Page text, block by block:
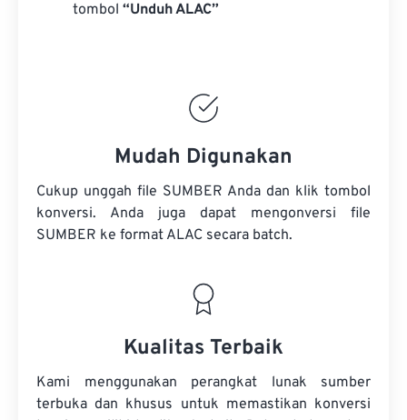
tombol “Unduh ALAC”
Mudah Digunakan
Cukup unggah file SUMBER Anda dan klik tombol
konversi. Anda juga dapat mengonversi file
SUMBER ke format ALAC secara batch.
Kualitas Terbaik
Kami menggunakan perangkat lunak sumber
terbuka dan khusus untuk memastikan konversi